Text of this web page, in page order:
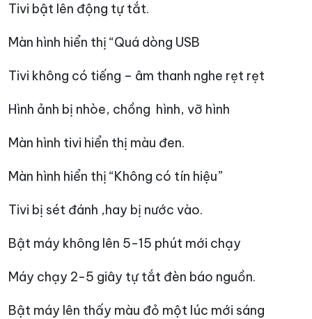
Tivi bật lên động tự tắt.
Màn hình hiển thị “Quá dòng USB
Tivi không có tiếng – âm thanh nghe rẹt rẹt
Hình ảnh bị nhòe, chồng hình, vỡ hình
Màn hình tivi hiển thị màu đen.
Màn hình hiển thị “Không có tín hiệu”
Tivi bị sét đánh ,hay bị nước vào.
Bật máy không lên 5-15 phút mới chạy
Máy chạy 2-5 giây tự tắt đèn báo nguồn.
Bật máy lên thấy màu đỏ một lúc mới sáng